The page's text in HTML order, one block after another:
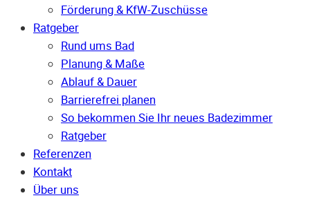
Förderung & KfW-Zuschüsse
Ratgeber
Rund ums Bad
Planung & Maße
Ablauf & Dauer
Barrierefrei planen
So bekommen Sie Ihr neues Badezimmer
Ratgeber
Referenzen
Kontakt
Über uns